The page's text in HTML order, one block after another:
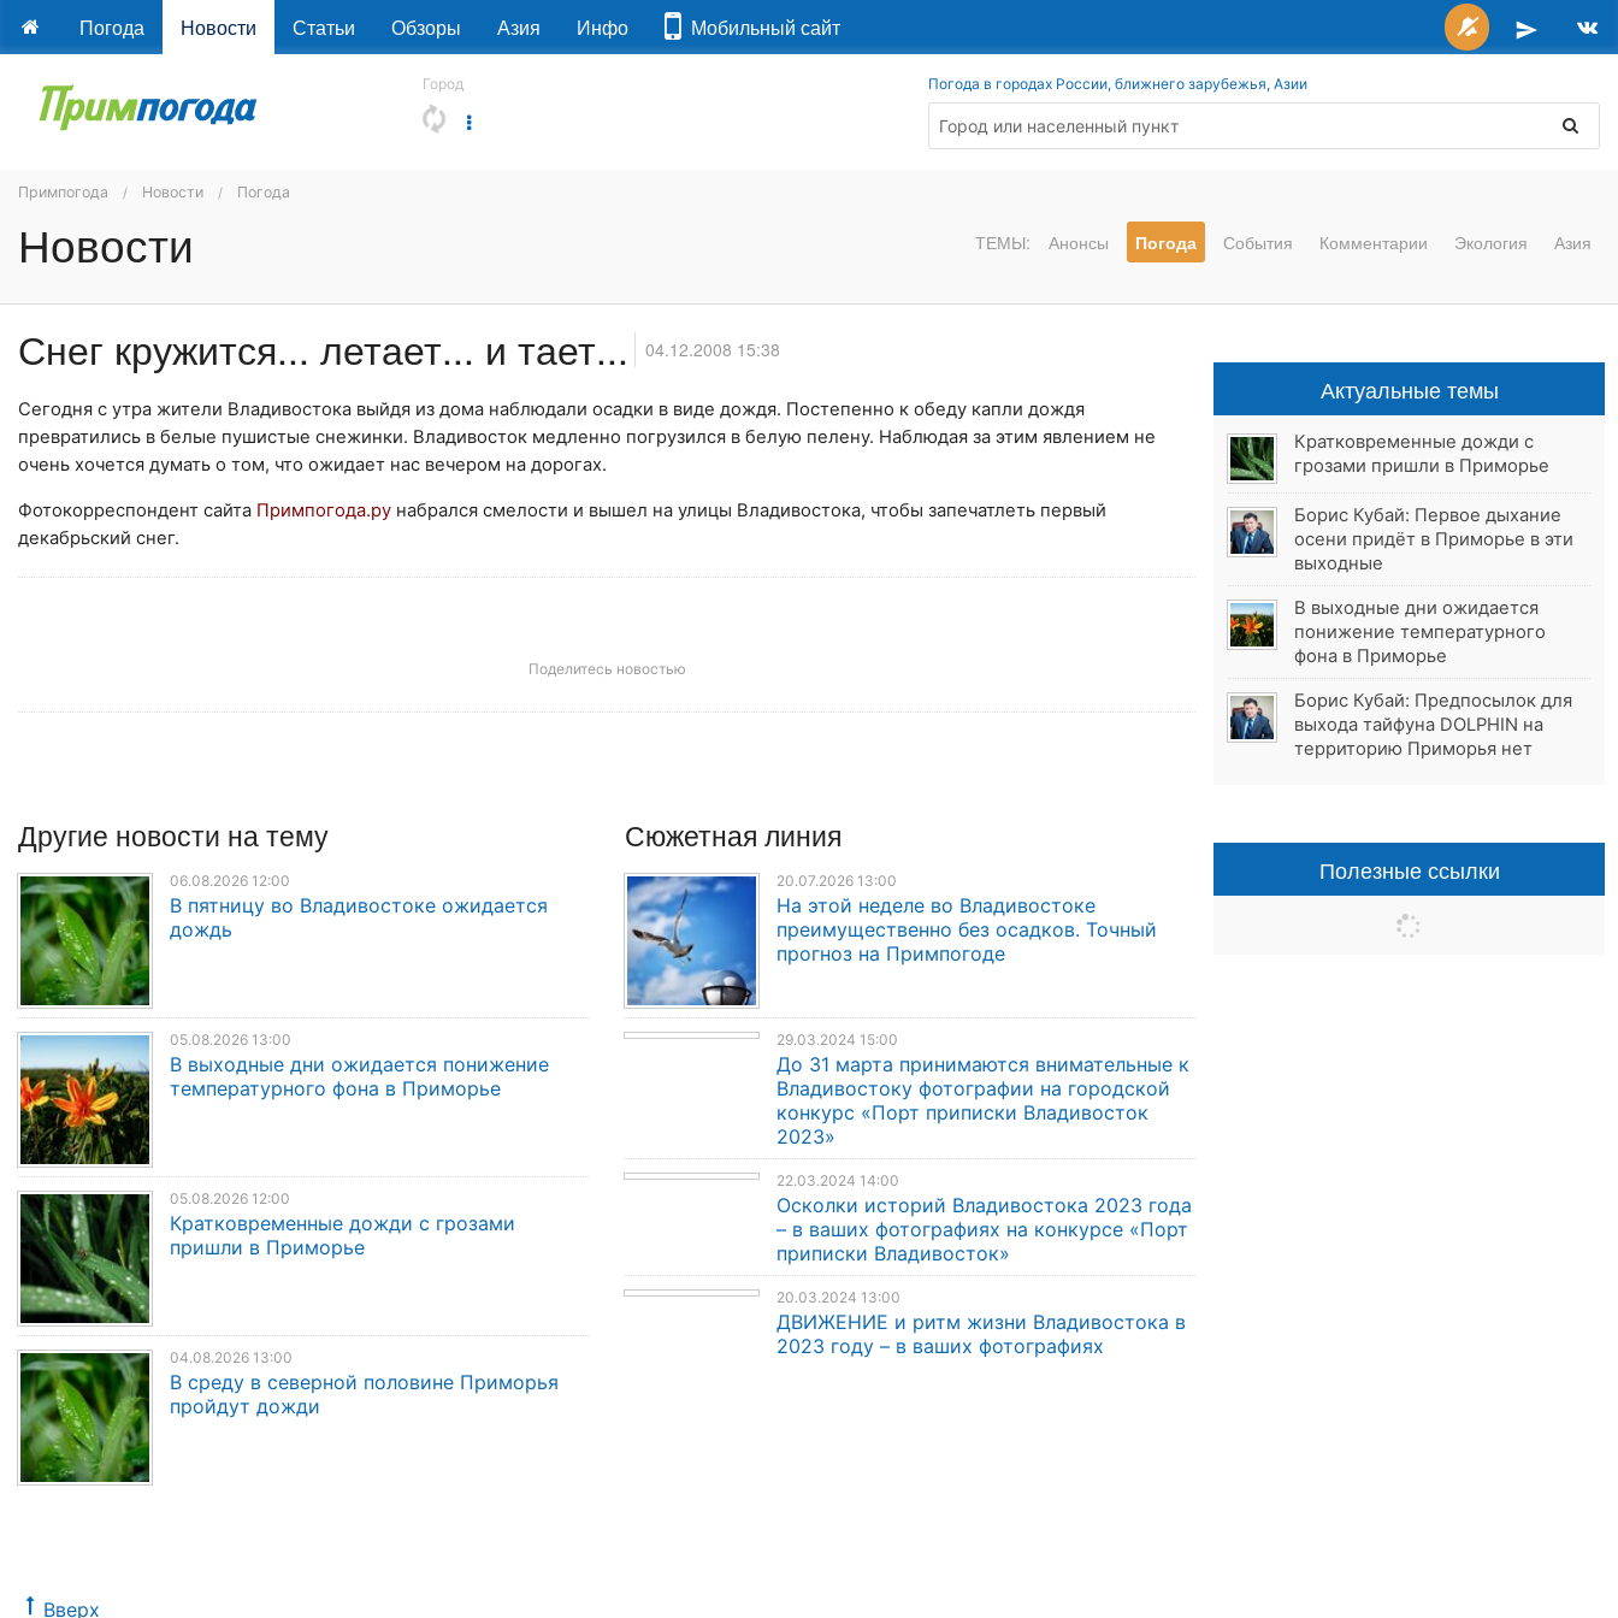
Погода Новости Статьи Обзоры Азия Инфо Мобильный сайт
Город Погода в городах России, ближнего зарубежья, Азии
Примпогода Новости Погода
Новости ТЕМЫ: Анонсы Погода События Комментарии Экология Азия
Снег кружится... летает... и тает... 04.12.2008 15:38
Сегодня с утра жители Владивостока выйдя из дома наблюдали осадки в виде дождя. Постепенно к обеду капли дождя
превратились в белые пушистые снежинки. Владивосток медленно погрузился в белую пелену. Наблюдая за этим явлением не
очень хочется думать о том, что ожидает нас вечером на дорогах.
Фотокорреспондент сайта Примпогода.ру набрался смелости и вышел на улицы Владивостока, чтобы запечатлеть первый
декабрьский снег.
Поделитесь новостью
Другие новости на тему
06.08.2026 12:00
В пятницу во Владивостоке ожидается
дождь
05.08.2026 13:00
В выходные дни ожидается понижение
температурного фона в Приморье
05.08.2026 12:00
Кратковременные дожди с грозами
пришли в Приморье
04.08.2026 13:00
В среду в северной половине Приморья
пройдут дожди
Сюжетная линия
20.07.2026 13:00
На этой неделе во Владивостоке
преимущественно без осадков. Точный
прогноз на Примпогоде
29.03.2024 15:00
До 31 марта принимаются внимательные к
Владивостоку фотографии на городской
конкурс «Порт приписки Владивосток
2023»
22.03.2024 14:00
Осколки историй Владивостока 2023 года
– в ваших фотографиях на конкурсе «Порт
приписки Владивосток»
20.03.2024 13:00
ДВИЖЕНИЕ и ритм жизни Владивостока в
2023 году – в ваших фотографиях
Вверх
Актуальные темы
Кратковременные дожди с
грозами пришли в Приморье
Борис Кубай: Первое дыхание
осени придёт в Приморье в эти
выходные
В выходные дни ожидается
понижение температурного
фона в Приморье
Борис Кубай: Предпосылок для
выхода тайфуна DOLPHIN на
территорию Приморья нет
Полезные ссылки